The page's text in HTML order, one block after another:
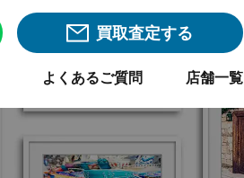
買取査定する
よくあるご質問 店舗一覧